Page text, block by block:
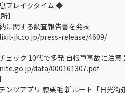
ブレイクタイム ◆
】
に関する調査報告書を発表
jk.co.jp/press-release/4609/
ェック 10代で多発 自転車事故に注
data/000161307.pdf
ンツアプリ 膝栗毛 新ルート「日光街